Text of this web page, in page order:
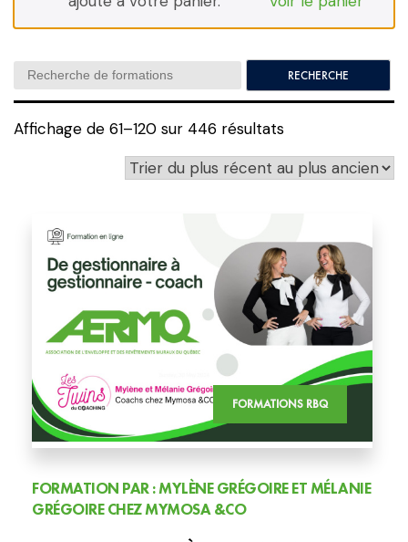
Search:
Affichage de 61–120 sur 446 résultats
FORMATIONS RBQ
FORMATION PAR : MYLÈNE GRÉGOIRE ET MÉLANIE
GRÉGOIRE CHEZ MYMOSA &CO